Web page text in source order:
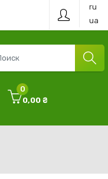
ru
ua
0
0,00 ₴